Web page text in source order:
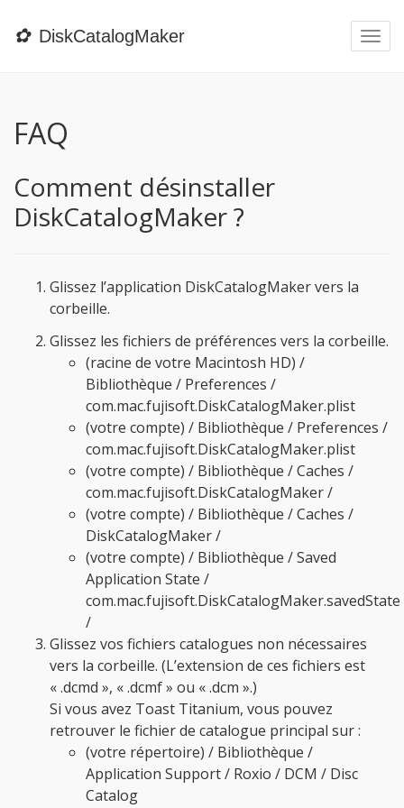
✿ DiskCatalogMaker
FAQ
Comment désinstaller
DiskCatalogMaker ?
Glissez l’application DiskCatalogMaker vers la
corbeille.
Glissez les fichiers de préférences vers la corbeille.
(racine de votre Macintosh HD) /
Bibliothèque / Preferences /
com.mac.fujisoft.DiskCatalogMaker.plist
(votre compte) / Bibliothèque / Preferences /
com.mac.fujisoft.DiskCatalogMaker.plist
(votre compte) / Bibliothèque / Caches /
com.mac.fujisoft.DiskCatalogMaker /
(votre compte) / Bibliothèque / Caches /
DiskCatalogMaker /
(votre compte) / Bibliothèque / Saved
Application State /
com.mac.fujisoft.DiskCatalogMaker.savedState
/
Glissez vos fichiers catalogues non nécessaires
vers la corbeille. (L’extension de ces fichiers est
« .dcmd », « .dcmf » ou « .dcm ».)
Si vous avez Toast Titanium, vous pouvez
retrouver le fichier de catalogue principal sur :
(votre répertoire) / Bibliothèque /
Application Support / Roxio / DCM / Disc
Catalog